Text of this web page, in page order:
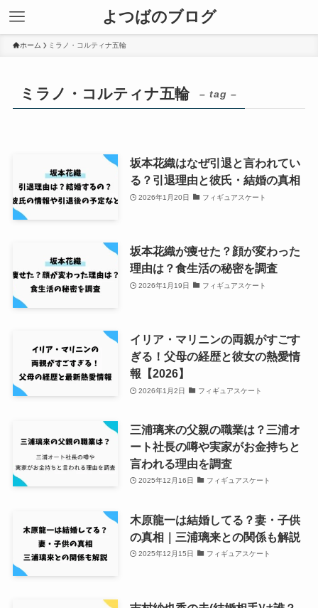
よつばのブログ
ホーム ミラノ・コルティナ五輪
ミラノ・コルティナ五輪 – tag –
坂本花織はなぜ引退と言われてい
る？引退理由と彼氏・結婚の真相
2026年1月20日 フィギュアスケート
坂本花織が痩せた？顔が変わった
理由は？食生活の秘密を調査
2026年1月19日 フィギュアスケート
イリア・マリニンの両親がすごす
ぎる！父母の経歴と彼女の熱愛情
報【2026】
2026年1月2日 フィギュアスケート
三浦璃来の父親の職業は？三浦オ
ート社長の噂や実家がお金持ちと
言われる理由を調査
2025年12月16日 フィギュアスケート
木原龍一は結婚してる？妻・子供
の真相｜三浦璃来との関係も解説
2025年12月15日 フィギュアスケート